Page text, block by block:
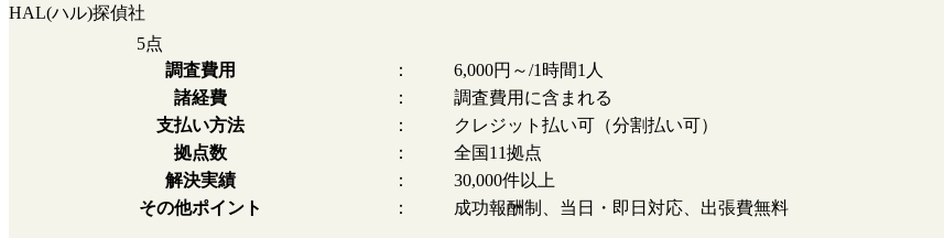
HAL(ハル)探偵社
5点
調査費用
：
6,000円～/1時間1人
諸経費
：
調査費用に含まれる
支払い方法
：
クレジット払い可（分割払い可）
拠点数
：
全国11拠点
解決実績
：
30,000件以上
その他ポイント
： 成功報酬制、当日・即日対応、出張費無料